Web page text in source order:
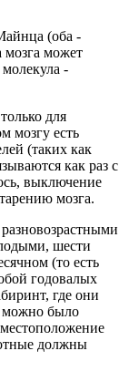
(оба -
мозга может
молекула -
для
мозгу есть
(таких как
как раз с
выключение
мозга.
шести
(то есть
годовалых
где они
можно было
должны